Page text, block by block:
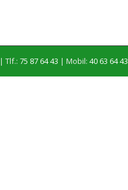
| Tlf.:75 87 64 43 | Mobil:40 63 64 43